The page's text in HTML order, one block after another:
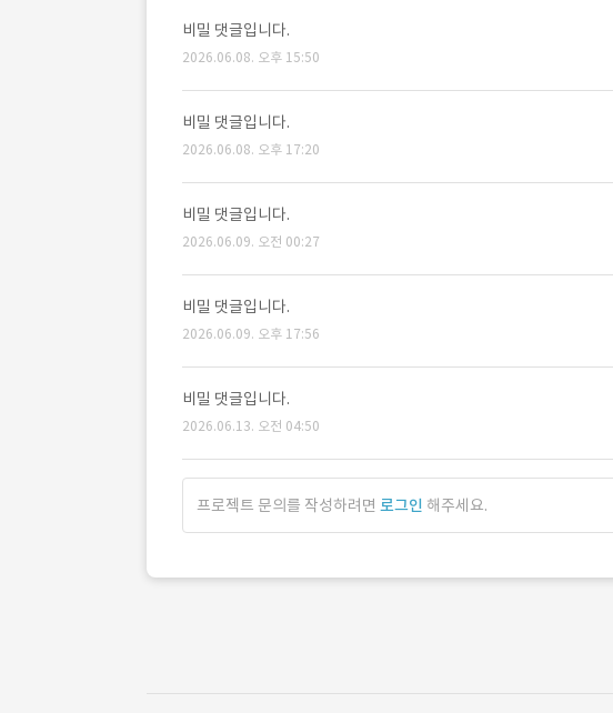
비밀 댓글입니다.
2026.06.08. 오후 15:50
비밀 댓글입니다.
2026.06.08. 오후 17:20
비밀 댓글입니다.
2026.06.09. 오전 00:27
비밀 댓글입니다.
2026.06.09. 오후 17:56
비밀 댓글입니다.
2026.06.13. 오전 04:50
프로젝트 문의를 작성하려면 로그인 해주세요.